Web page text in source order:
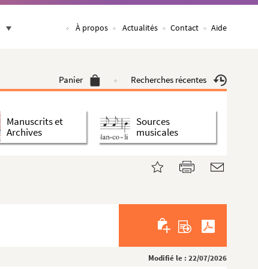
À propos Actualités Contact Aide
Panier Recherches récentes
Manuscrits et
Archives
Sources
musicales
Modifié le : 22/07/2026